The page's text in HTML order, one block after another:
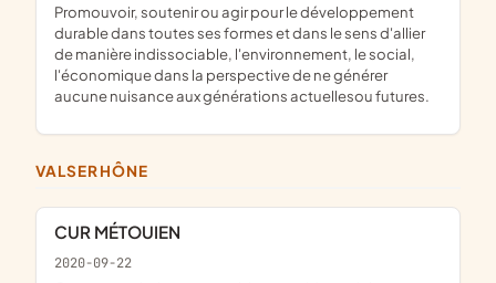
promouvoir, soutenir ou agir pour le développement
durable dans toutes ses formes et dans le sens d'allier
de manière indissociable, l'environnement, le social,
l'économique dans la perspective de ne générer
aucune nuisance aux générations actuellesou futures.
VALSERHÔNE
CUR MÉTOUIEN
2020-09-22